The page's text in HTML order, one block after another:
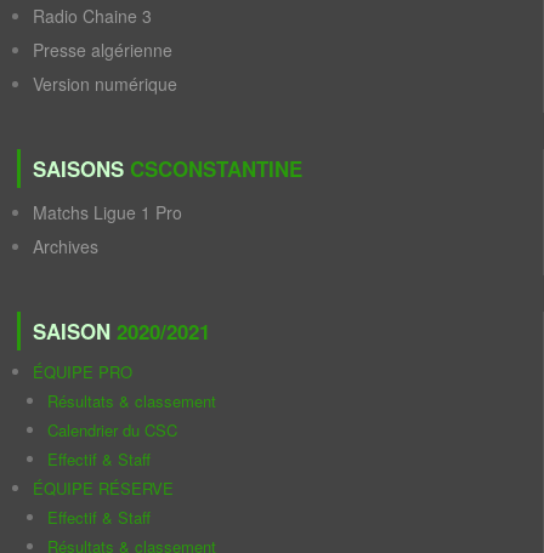
Radio Chaine 3
Presse algérienne
Version numérique
SAISONS CSCONSTANTINE
Matchs Ligue 1 Pro
Archives
SAISON 2020/2021
ÉQUIPE PRO
Résultats & classement
Calendrier du CSC
Effectif & Staff
ÉQUIPE RÉSERVE
Effectif & Staff
Résultats & classement